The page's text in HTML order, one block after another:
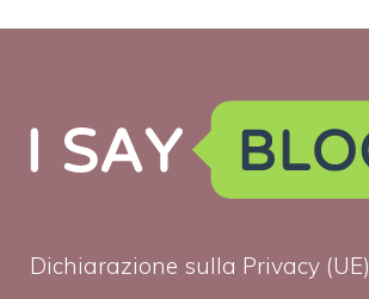
Dichiarazione sulla Privacy (UE)